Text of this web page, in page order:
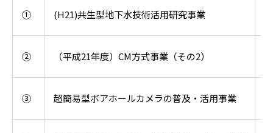
① (H21)共生型地下水技術活用研究事業
② （平成21年度）CM方式事業（その2）
③ 超簡易型ボアホールカメラの普及・活用事業